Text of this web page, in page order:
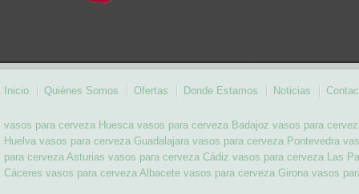
Inicio Quiénes Somos Ofertas Donde Estamos Noticias
vasos para cerveza Huesca vasos para cerveza Badajoz vasos para
Huelva vasos para cerveza Guadalajara vasos para cerveza Pontevedra
para cerveza Asturias vasos para cerveza Cádiz vasos para cerveza Las
Cáceres vasos para cerveza Albacete vasos para cerveza Girona vasos